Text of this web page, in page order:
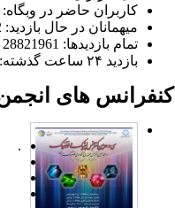
کاربران حاضر در وبگاه: 0 کاربر
میهمانان در حال بازدید: 912 کاربر
تمام بازدید‌ها: 28821961 بازدید
بازدید ۲۴ ساعت گذشته: 77504 بازدید
های انجمن
.